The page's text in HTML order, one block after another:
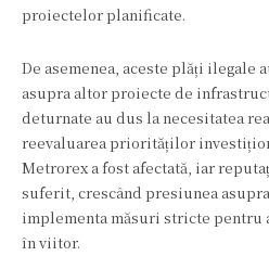
proiectelor planificate.
De asemenea, aceste plăți ilegale
asupra altor proiecte de
deturnate au dus la necesitatea
reevaluarea priorităților
Metrorex a fost afectată, iar
suferit, crescând presiunea
implementa măsuri stricte pentru
în viitor.